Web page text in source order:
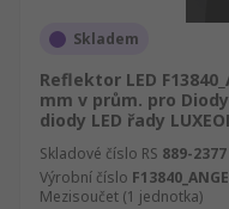
Skladem
Reflektor LED
mm v prům. pro Diody
diody LED řady
Skladové číslo RS 889-2377
Výrobní číslo
Mezisoučet (1 jednotka)